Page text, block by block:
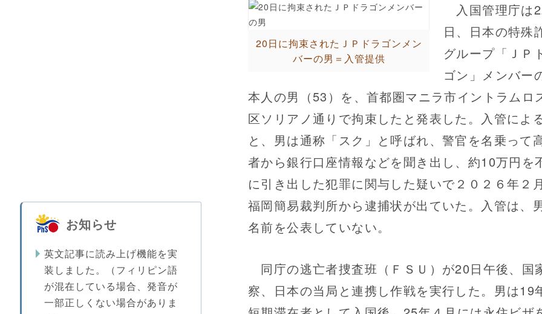
お知らせ
英文記事に読み上げ機能を実
装しました。（フィリピン語
が混在している場合、発音が
一部正しくない場合がありま
20日に拘束されたＪＰドラゴンメン
バーの男＝入管提供
入国管理庁は
日、日本の特殊
グループ「ＪＰ
ゴン」メンバー
本人の男（53）を、首都圏マニラ市イントラムロ
区ソリアノ通りで拘束したと発表した。入管によ
と、男は通称「スク」と呼ばれ、警官を名乗って
者から銀行口座情報などを聞き出し、約10万円を
に引き出した犯罪に関与した疑いで２０２６年２
福岡簡易裁判所から逮捕状が出ていた。入管は、
名前を公表していない。
同庁の逃亡者捜査班（ＦＳＵ）が20日午後、国
察、日本の当局と連携し作戦を実行した。男は19